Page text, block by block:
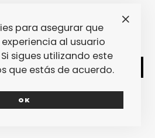
TWEET
para asegurar que
al usuario
sigues utilizando este
que estás de acuerdo.
OK